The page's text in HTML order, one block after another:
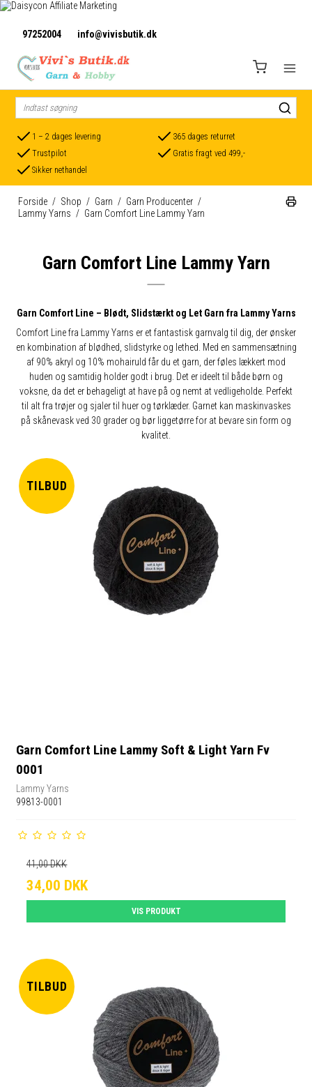
97252004 info@vivisbutik.dk
1 – 2 dages levering
365 dages returret
Trustpilot
Gratis fragt ved 499,-
Sikker nethandel
Forside / Shop / Garn / Garn Producenter /
Lammy Yarns / Garn Comfort Line Lammy Yarn
Garn Comfort Line Lammy Yarn
Garn Comfort Line – Blødt, Slidstærkt og Let Garn fra Lammy Yarns
Comfort Line fra Lammy Yarns er et fantastisk garnvalg til dig, der ønsker
en kombination af blødhed, slidstyrke og lethed. Med en sammensætning
af 90% akryl og 10% mohairuld får du et garn, der føles lækkert mod
huden og samtidig holder godt i brug. Det er ideelt til både børn og
voksne, da det er behageligt at have på og nemt at vedligeholde. Perfekt
til alt fra trøjer og sjaler til huer og tørklæder. Garnet kan maskinvaskes
på skånevask ved 30 grader og bør liggetørre for at bevare sin form og
kvalitet.
TILBUD
Garn Comfort Line Lammy Soft & Light Yarn Fv
0001
Lammy Yarns
99813-0001
41,00 DKK
34,00 DKK
VIS PRODUKT
TILBUD